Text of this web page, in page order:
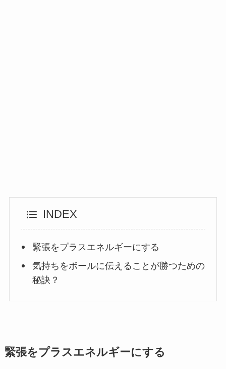
INDEX
緊張をプラスエネルギーにする
気持ちをボールに伝えることが勝つための
秘訣？
緊張をプラスエネルギーにする